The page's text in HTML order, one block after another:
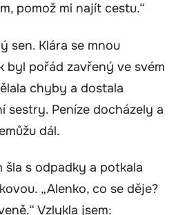
pomož mi najít cestu.“
sen. Klára se mnou
byl pořád zavřený ve svém
chyby a dostala
sestry. Peníze docházely a
dál.
šla s odpadky a potkala
„Alenko, co se děje?
Vzlykla jsem: